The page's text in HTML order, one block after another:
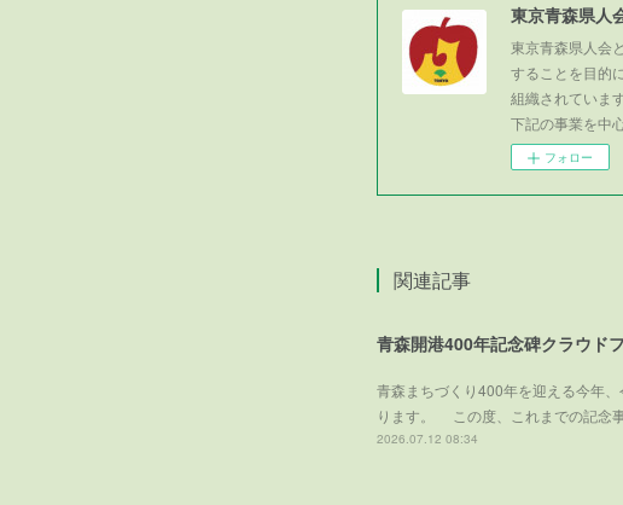
東京青森県人
東京青森県人会
することを目的
組織されていま
下記の事業を中
フォロー
関連記事
青森開港400年記念碑クラウド
青森まちづくり400年を迎える今年
ります。 この度、これまでの記念
2026.07.12 08:34